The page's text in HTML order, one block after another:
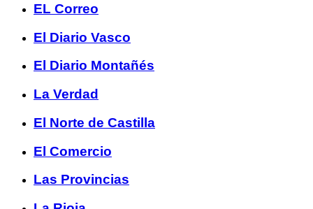
EL Correo
El Diario Vasco
El Diario Montañés
La Verdad
El Norte de Castilla
El Comercio
Las Provincias